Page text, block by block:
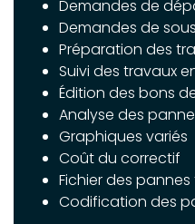
Demandes de
Demandes de
Préparation des
Suivi des travaux
Édition des bons
Analyse des
Graphiques variés
Coût du correctif
Fichier des
Codification des